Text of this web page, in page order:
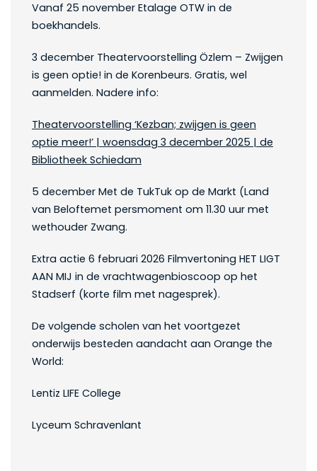
Vanaf 25 november Etalage OTW in de
boekhandels.
3 december Theatervoorstelling Özlem – Zwijgen
is geen optie! in de Korenbeurs. Gratis, wel
aanmelden. Nadere info:
Theatervoorstelling ‘Kezban; zwijgen is geen
optie meer!’ | woensdag 3 december 2025 | de
Bibliotheek Schiedam
5 december Met de TukTuk op de Markt (Land
van Beloftemet persmoment om 11.30 uur met
wethouder Zwang.
Extra actie 6 februari 2026 Filmvertoning HET LIGT
AAN MIJ in de vrachtwagenbioscoop op het
Stadserf (korte film met nagesprek).
De volgende scholen van het voortgezet
onderwijs besteden aandacht aan Orange the
World:
Lentiz LIFE College
Lyceum Schravenlant